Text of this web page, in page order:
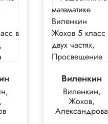
Виленкин
Виленкин,
Жохов,
Александрова